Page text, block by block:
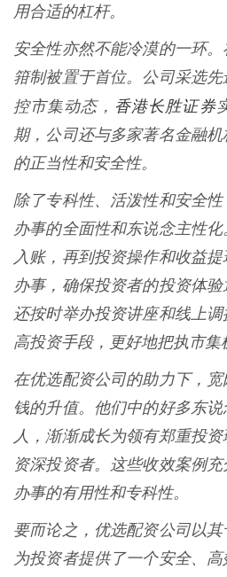
用合适的杠杆。
安全性亦然不能冷漠的一环
箝制被置于首位。公司采选
控市集动态， 香港长胜证券
期，公司还与多家著名金融
的正当性和安全性。
除了专科性、活泼性和安全
办事的全面性和东说念主性
入账，再到投资操作和收益
办事，确保投资者的投资体
还按时举办投资讲座和线上
高投资手段，更好地把执市集
在优选配资公司的助力下，
钱的升值。他们中的好多东
人，渐渐成长为领有郑重投
资深投资者。这些收效案例
办事的有用性和专科性。
要而论之，优选配资公司以其
为投资者提供了一个安全、高